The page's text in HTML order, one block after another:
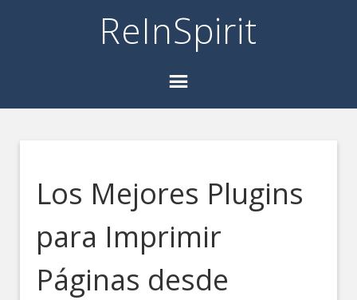
ReInSpirit
Los Mejores Plugins
para Imprimir
Páginas desde